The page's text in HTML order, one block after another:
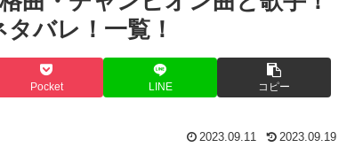
バレ！一覧！
Pocket LINE コピー
2023.09.11 2023.09.19